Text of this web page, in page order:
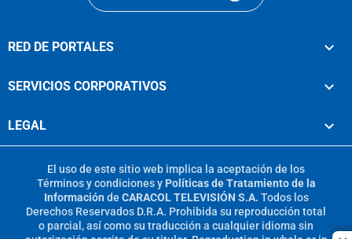
RED DE PORTALES
SERVICIOS CORPORATIVOS
LEGAL
El uso de este sitio web implica la aceptación de los
Términos y condicionesy Políticas de Tratamiento de la
Información de CARACOL TELEVISIÓN S.A. Todos los
Derechos Reservados D.R.A. Prohibida su reproducción total
o parcial, así como su traducción a cualquier idioma sin